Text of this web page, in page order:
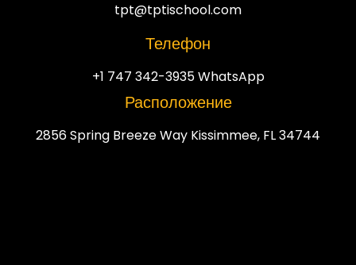
tpt@tptischool.com
Телефон
+1 747 342-3935 WhatsApp
Расположение
2856 Spring Breeze Way Kissimmee, FL 34744